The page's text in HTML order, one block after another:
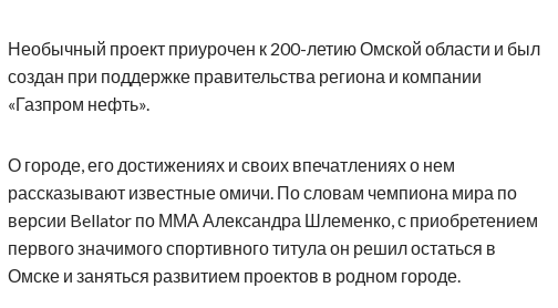
Необычный проект приурочен к 200-летию Омской области и был
создан при поддержке правительства региона и компании
«Газпром нефть».
О городе, его достижениях и своих впечатлениях о нем
рассказывают известные омичи. По словам чемпиона мира по
версии Bellator по ММА Александра Шлеменко, с приобретением
первого значимого спортивного титула он решил остаться в
Омске и заняться развитием проектов в родном городе.